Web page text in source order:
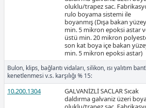
Ücretli
oluklu/trapez sac.
rulo boyama sistemi ile
boyanmış (Dışa bakan
min. 5 mikron epoksi astar
üstü min. 20 mikron
son kat boya içe bakan
min. 5 mikron epoksi astar)
Bulon, klips, bağlantı vidaları, silikon, ısı yalıtım
kenetlenmesi v.s. karşılığı % 15:
10.200.1304
GALVANİZLİ SACLAR Sıcak
daldırma galvaniz üzeri